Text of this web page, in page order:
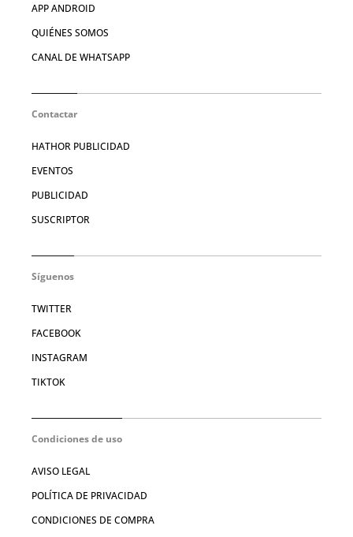
APP ANDROID
QUIÉNES SOMOS
CANAL DE WHATSAPP
Contactar
HATHOR PUBLICIDAD
EVENTOS
PUBLICIDAD
SUSCRIPTOR
Síguenos
TWITTER
FACEBOOK
INSTAGRAM
TIKTOK
Condiciones de uso
AVISO LEGAL
POLÍTICA DE PRIVACIDAD
CONDICIONES DE COMPRA